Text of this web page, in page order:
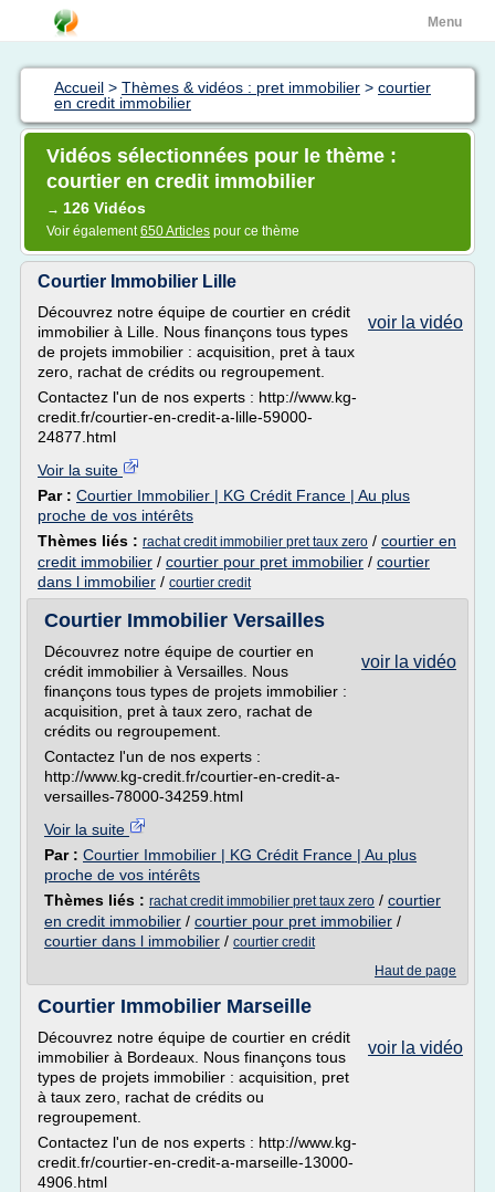
Menu
Accueil > Thèmes & vidéos : pret immobilier > courtier
en credit immobilier
Vidéos sélectionnées pour le thème :
courtier en credit immobilier
→ 126 Vidéos
Voir également650 Articles pour ce thème
Courtier Immobilier Lille
voir la vidéo
Découvrez notre équipe de courtier en crédit
immobilier à Lille. Nous finançons tous types
de projets immobilier : acquisition, pret à taux
zero, rachat de crédits ou regroupement.
Contactez l'un de nos experts : http://www.kg-
credit.fr/courtier-en-credit-a-lille-59000-
24877.html
Voir la suite
Par : Courtier Immobilier | KG Crédit France | Au plus
proche de vos intérêts
Thèmes liés : rachat credit immobilier pret taux zero / courtier en
credit immobilier / courtier pour pret immobilier / courtier
dans l immobilier / courtier credit
Courtier Immobilier Versailles
voir la vidéo
Découvrez notre équipe de courtier en
crédit immobilier à Versailles. Nous
finançons tous types de projets immobilier :
acquisition, pret à taux zero, rachat de
crédits ou regroupement.
Contactez l'un de nos experts :
http://www.kg-credit.fr/courtier-en-credit-a-
versailles-78000-34259.html
Voir la suite
Par : Courtier Immobilier | KG Crédit France | Au plus
proche de vos intérêts
Thèmes liés : rachat credit immobilier pret taux zero / courtier
en credit immobilier / courtier pour pret immobilier /
courtier dans l immobilier / courtier credit
Haut de page
Courtier Immobilier Marseille
voir la vidéo
Découvrez notre équipe de courtier en crédit
immobilier à Bordeaux. Nous finançons tous
types de projets immobilier : acquisition, pret
à taux zero, rachat de crédits ou
regroupement.
Contactez l'un de nos experts : http://www.kg-
credit.fr/courtier-en-credit-a-marseille-13000-
4906.html